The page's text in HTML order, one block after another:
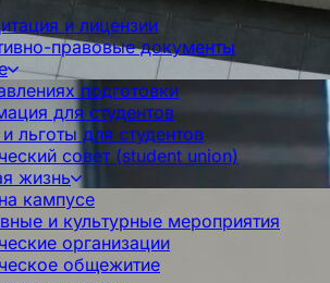
и лицензии
правовые документы
подготовки
для студентов
льготы для студентов
совет (student union)
жизнь
кампусе
и культурные мероприятия
организации
общежитие